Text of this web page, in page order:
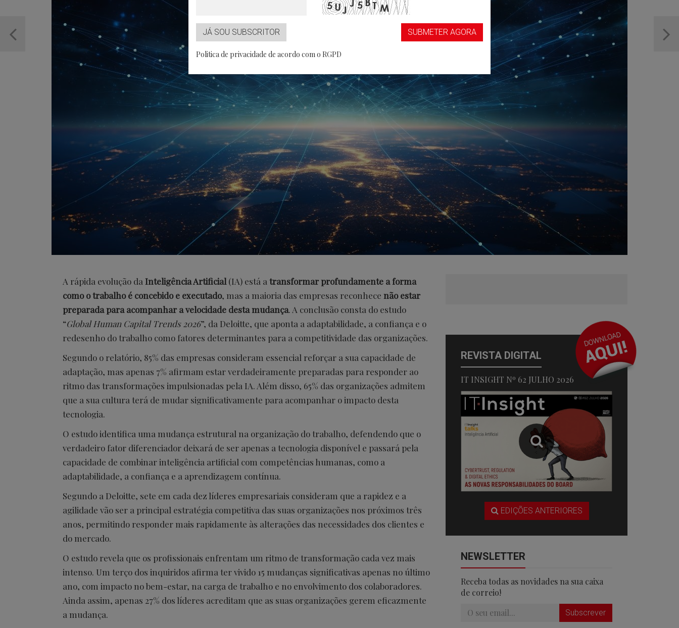
Partners
A rápida evolução da Inteligência Artificial (IA) está a transformar profundamente a forma
como o trabalho é concebido e executado, mas a maioria das empresas reconhece não estar
preparada para acompanhar a velocidade desta mudança. A conclusão consta do estudo
“Global Human Capital Trends 2026”, da Deloitte, que aponta a adaptabilidade, a confiança e o
redesenho do trabalho como fatores determinantes para a competitividade das organizações.
Segundo o relatório, 85% das empresas consideram essencial reforçar a sua capacidade de
adaptação, mas apenas 7% afirmam estar verdadeiramente preparadas para responder ao
ritmo das transformações impulsionadas pela IA. Além disso, 65% das organizações admitem
que a sua cultura terá de mudar significativamente para acompanhar o impacto desta
tecnologia.
O estudo identifica uma mudança estrutural na organização do trabalho, defendendo que o
verdadeiro fator diferenciador deixará de ser apenas a tecnologia disponível e passará pela
capacidade de combinar inteligência artificial com competências humanas, como a
adaptabilidade, a confiança e a aprendizagem contínua.
Segundo a Deloitte, sete em cada dez líderes empresariais consideram que a rapidez e a
agilidade vão ser a principal estratégia competitiva das suas organizações nos próximos três
anos, permitindo responder mais rapidamente às alterações das necessidades dos clientes e
do mercado.
O estudo revela que os profissionais enfrentam um ritmo de transformação cada vez mais
intenso. Um terço dos inquiridos afirma ter vivido 15 mudanças significativas apenas no último
ano, com impacto no bem-estar, na carga de trabalho e no envolvimento dos colaboradores.
Ainda assim, apenas 27% dos líderes acreditam que as suas organizações gerem eficazmente
a mudança.
REVISTA DIGITAL
IT INSIGHT Nº 62 JULHO 2026
EDIÇÕES ANTERIORES
NEWSLETTER
Receba todas as novidades na sua caixa
de correio!
Subscrever
JÁ SOU SUBSCRITOR SUBMETER AGORA
Politica de privacidade de acordo com o RGPD